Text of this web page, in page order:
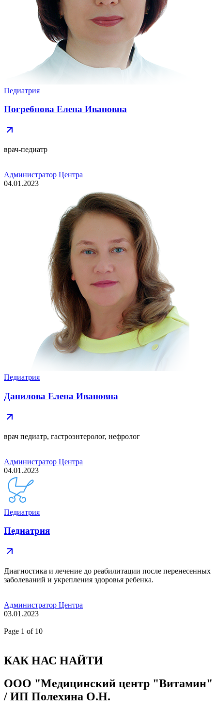
Педиатрия
Погребнова Елена Ивановна
врач-педиатр
Администратор Центра
04.01.2023
Педиатрия
Данилова Елена Ивановна
врач педиатр, гастроэнтеролог, нефролог
Администратор Центра
04.01.2023
Педиатрия
Педиатрия
Диагностика и лечение до реабилитации после перенесенных
заболеваний и укрепления здоровья ребенка.
Администратор Центра
03.01.2023
Page 1 of 10
КАК НАС НАЙТИ
ООО "Медицинский центр "Витамин"
/ ИП Полехина О.Н.